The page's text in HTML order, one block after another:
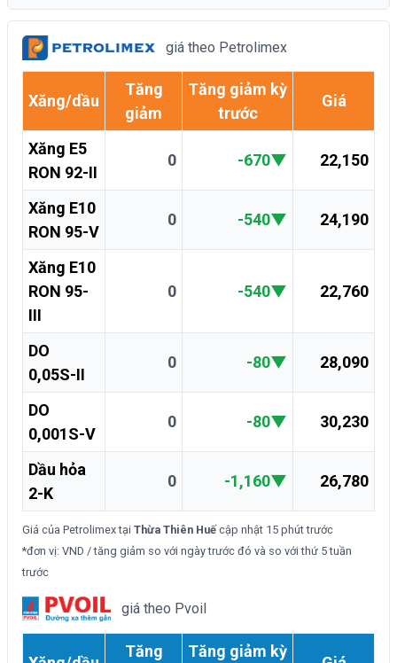
giá theo Petrolimex
Xăng/dầu
Tăng
giảm
Tăng giảm kỳ
trước
Giá
Xăng E5
RON 92-II
0 -670▼ 22,150
Xăng E10
RON 95-V
0 -540▼ 24,190
Xăng E10
RON 95-
III
0 -540▼ 22,760
DO
0,05S-II
0 -80▼ 28,090
DO
0,001S-V
0 -80▼ 30,230
Dầu hỏa
2-K
0 -1,160▼ 26,780
Giá của Petrolimex tại Thừa Thiên Huếcập nhật 15 phút trước
*đơn vị: VND / tăng giảm so với ngày trước đó và so với thứ 5 tuần
trước
giá theo Pvoil
Tăng
Tăng giảm kỳ